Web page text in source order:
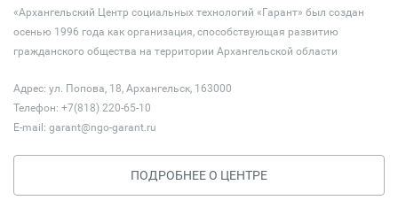
«Архангельский Центр социальных технологий «Гарант» был создан
осенью 1996 года как организация, способствующая развитию
гражданского общества на территории Архангельской области
Адрес: ул. Попова, 18, Архангельск, 163000
Телефон: +7(818) 220-65-10
E-mail: garant@ngo-garant.ru
ПОДРОБНЕЕ О ЦЕНТРЕ